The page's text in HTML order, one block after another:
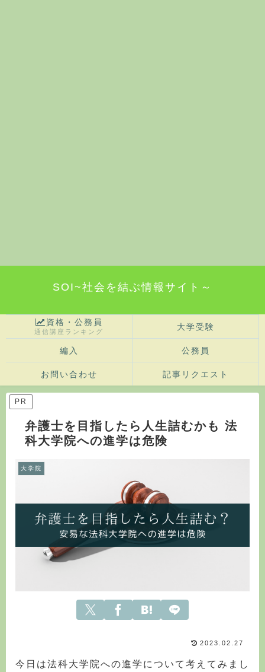
SOI~社会を結ぶ情報サイト～
資格・公務員
通信講座ランキング
大学受験
編入 公務員
お問い合わせ 記事リクエスト
PR
弁護士を目指したら人生詰むかも 法
科大学院への進学は危険
大学院
2023.02.27
今日は法科大学院への進学について考えてみまし